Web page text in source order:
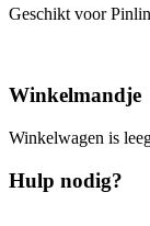
Geschikt voor
Winkelmandje
Winkelwagen is
Hulp nodig?